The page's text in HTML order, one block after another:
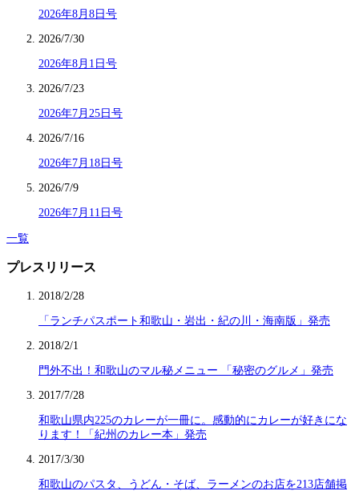
2026年8月8日号
2026/7/30
2026年8月1日号
2026/7/23
2026年7月25日号
2026/7/16
2026年7月18日号
2026/7/9
2026年7月11日号
一覧
プレスリリース
2018/2/28
「ランチパスポート和歌山・岩出・紀の川・海南版」発売
2018/2/1
門外不出！和歌山のマル秘メニュー 「秘密のグルメ」発売
2017/7/28
和歌山県内225のカレーが一冊に。感動的にカレーが好きにな
ります！「紀州のカレー本」発売
2017/3/30
和歌山のパスタ、うどん・そば、ラーメンのお店を213店舗掲